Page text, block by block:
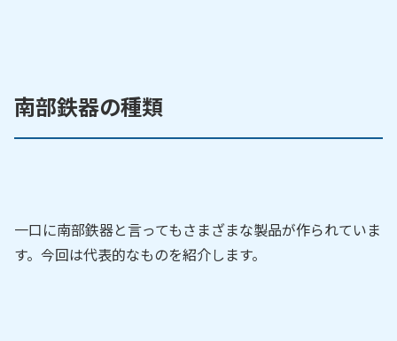
南部鉄器の種類
一口に南部鉄器と言ってもさまざまな製品が作られていま
す。今回は代表的なものを紹介します。